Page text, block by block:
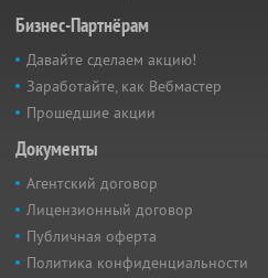
Бизнес-Партнёрам
Давайте сделаем акцию!
Заработайте, как Вебмастер
Прошедшие акции
Документы
Агентский договор
Лицензионный договор
Публичная оферта
Политика конфиденциальности